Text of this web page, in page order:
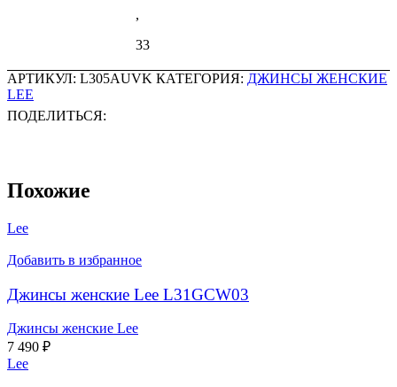
,
33
АРТИКУЛ: L305AUVK КАТЕГОРИЯ: ДЖИНСЫ ЖЕНСКИЕ
LEE
ПОДЕЛИТЬСЯ:
Похожие
Lee
Добавить в избранное
Джинсы женские Lee L31GCW03
Джинсы женские Lee
7 490 ₽
Lee